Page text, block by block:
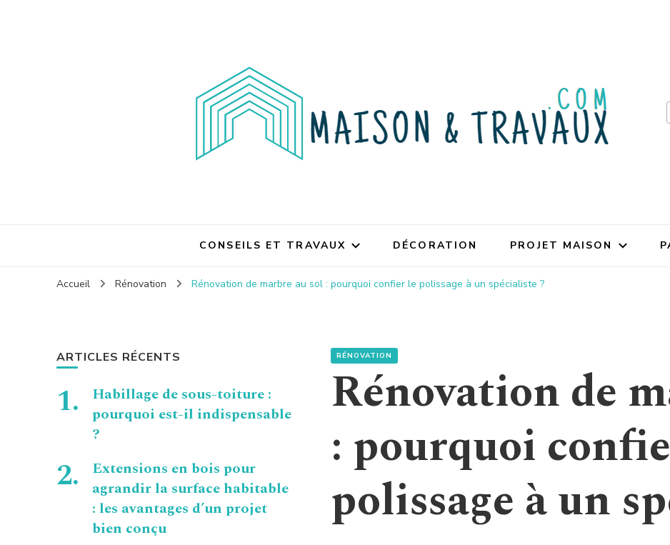
CONSEILS ET TRAVAUX DÉCORATION PROJET MAISON
Accueil Rénovation Rénovation de marbre au sol : pourquoi confier le polissage à un spécialiste ?
RÉNOVATION
Rénovation de
: pourquoi
polissage à un
ARTICLES RÉCENTS
Habillage de sous-toiture :
pourquoi est-il indispensable
?
Extensions en bois pour
agrandir la surface habitable
: les avantages d’un projet
bien conçu